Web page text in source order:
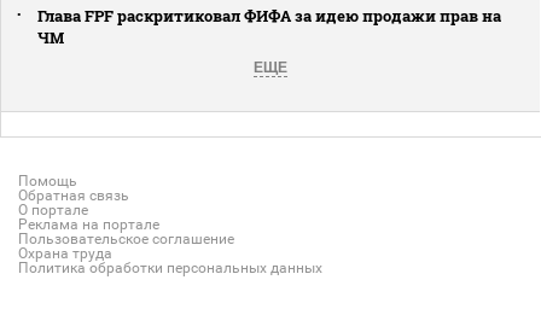
Глава FPF раскритиковал ФИФА за идею продажи прав на
ЧМ
ЕЩЕ
Помощь
Обратная связь
О портале
Реклама на портале
Пользовательское соглашение
Охрана труда
Политика обработки персональных данных